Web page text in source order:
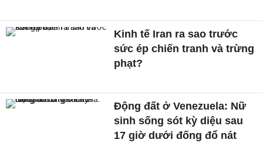
Kinh tế Iran ra sao trước
sức ép chiến tranh và trừng
phạt?
Động đất ở Venezuela: Nữ
sinh sống sót kỳ diệu sau
17 giờ dưới đống đổ nát